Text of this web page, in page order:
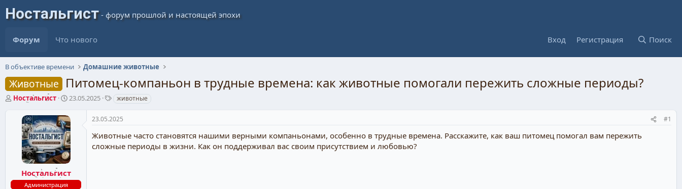
Форум Что нового Вход Регистрация Поиск
В объективе времени Домашние животные
Животные Питомец-компаньон в трудные времена: как животные помогали пережить сложные периоды?
А
Ностальгист
Д
т
а
н
а
ч
а
л
а
23.05.2025
г
животные
Ностальгист
Администрация
23.05.2025 #1
Животные часто становятся нашими верными компаньонами, особенно в трудные времена. Расскажите, как ваш питомец помогал вам пережить
сложные периоды в жизни. Как он поддерживал вас своим присутствием и любовью?